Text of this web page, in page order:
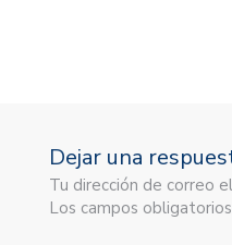
Dejar una
Tu dirección de correo
Los campos